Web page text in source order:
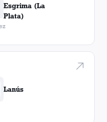
Esgrima (La
Plata)
Lanús